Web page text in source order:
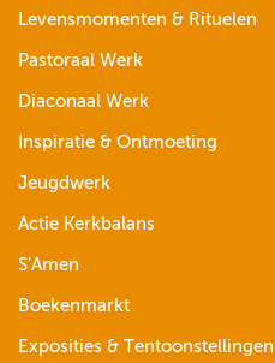
Levensmomenten & Rituelen
Pastoraal Werk
Diaconaal Werk
Inspiratie & Ontmoeting
Jeugdwerk
Actie Kerkbalans
S’Amen
Boekenmarkt
Exposities & Tentoonstellingen